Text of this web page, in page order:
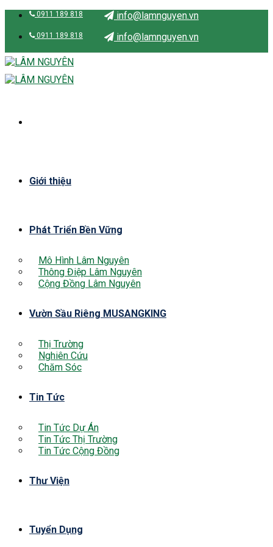
Skip
content
0911 189 818 info@lamnguyen.vn
0911 189 818 info@lamnguyen.vn
Giới thiệu
Phát Triển Bền Vững
Mô Hình Lâm Nguyên
Thông Điệp Lâm Nguyên
Cộng Đồng Lâm Nguyên
Vườn Sầu Riêng MUSANGKING
Thị Trường
Nghiên Cứu
Chăm Sóc
Tin Tức
Tin Tức Dự Án
Tin Tức Thị Trường
Tin Tức Cộng Đồng
Thư Viện
Tuyển Dụng